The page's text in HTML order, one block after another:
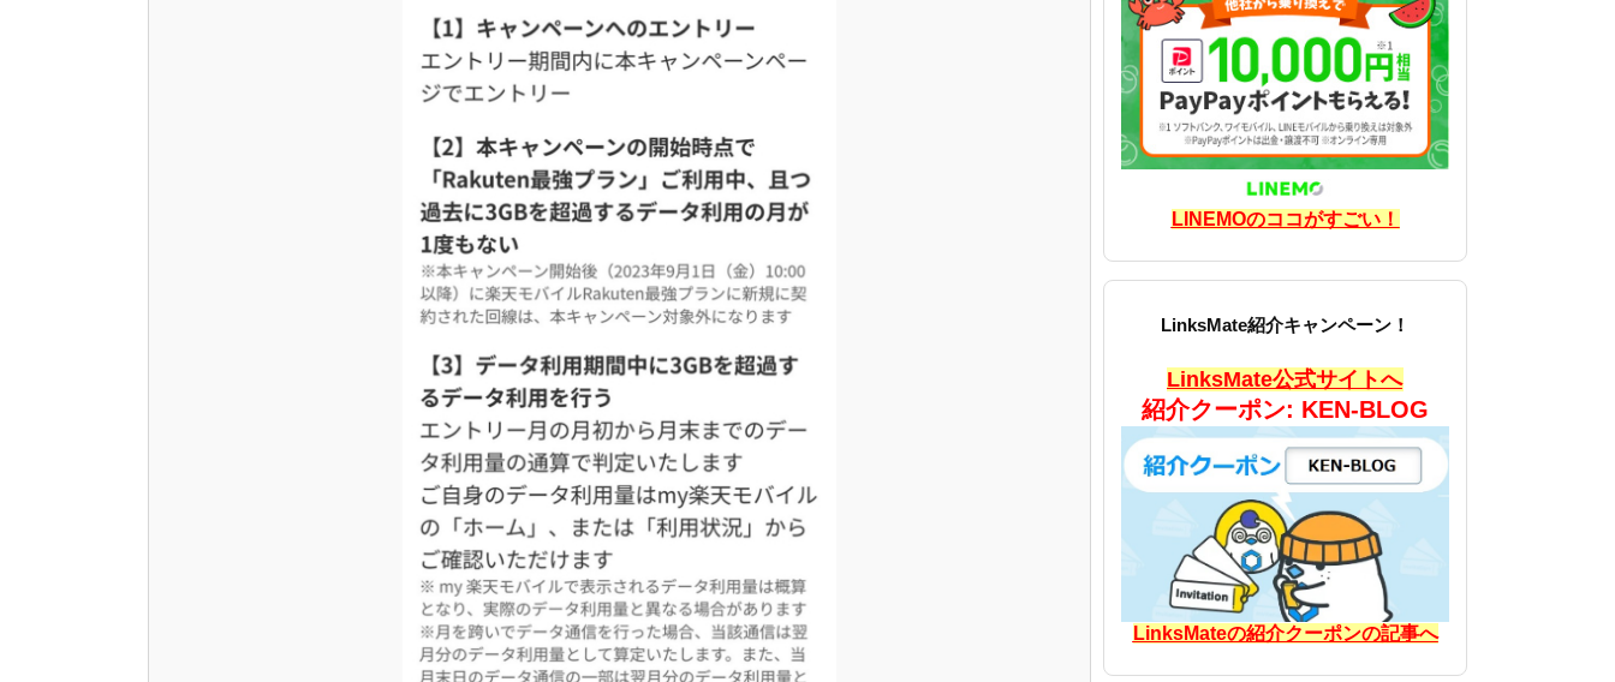
LINEMOのココがすごい！
LinksMate紹介キャンペーン！
LinksMate公式サイトへ
紹介クーポン: KEN-BLOG
LinksMateの紹介クーポンの記事へ